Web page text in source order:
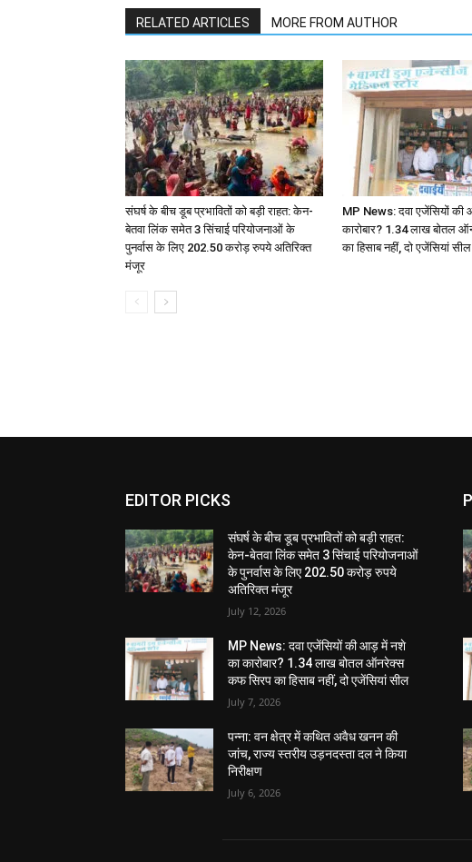
RELATED ARTICLES MORE FROM AUTHOR
संघर्ष के बीच डूब प्रभावितों को बड़ी राहत: केन-
बेतवा लिंक समेत 3 सिंचाई परियोजनाओं के
पुनर्वास के लिए 202.50 करोड़ रुपये अतिरिक्त
मंजूर
MP News: दवा एजेंसियों
कारोबार? 1.34 लाख बोतल
का हिसाब नहीं, दो एजेंसियां सील
EDITOR PICKS
संघर्ष के बीच डूब प्रभावितों को बड़ी राहत:
केन-बेतवा लिंक समेत 3 सिंचाई परियोजनाओं
के पुनर्वास के लिए 202.50 करोड़ रुपये
अतिरिक्त मंजूर
July 12, 2026
MP News: दवा एजेंसियों की आड़ में नशे
का कारोबार? 1.34 लाख बोतल ऑनरेक्स
कफ सिरप का हिसाब नहीं, दो एजेंसियां सील
July 7, 2026
पन्ना: वन क्षेत्र में कथित अवैध खनन की
जांच, राज्य स्तरीय उड़नदस्ता दल ने किया
निरीक्षण
July 6, 2026